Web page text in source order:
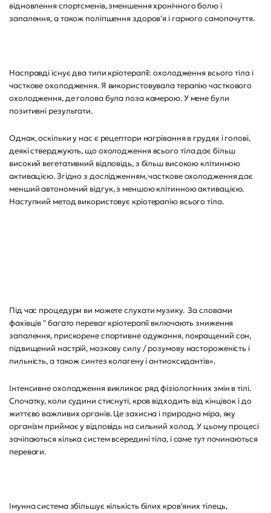
відновлення спортсменів, зменшення хронічного болю і
запалення, а також поліпшення здоров'я і гарного самопочуття.
Насправді існує два типи кріотерапії: охолодження всього тіла і
часткове охолодження. Я використовувала терапію часткового
охолодження, де голова була поза камерою. У мене були
позитивні результати.
Однак, оскільки у нас є рецептори нагрівання в грудях і голові,
деякі стверджують, що охолодження всього тіла дає більш
високий вегетативний відповідь, з більш високою клітинною
активацією. Згідно з дослідженням, часткове охолодження дає
менший автономний відгук, з меншою клітинною активацією.
Наступний метод використовує кріотерапію всього тіла.
Під час процедури ви можете слухати музику. За словами
фахівців " багато переваг кріотерапії включають зниження
запалення, прискорене спортивне одужання, покращений сон,
підвищений настрій, мозкову силу / розумову настороженість і
пильність, а також синтез колагену і антиоксидантів».
Інтенсивне охолодження викликає ряд фізіологічних змін в тілі.
Спочатку, коли судини стиснуті, кров відходить від кінцівок і до
життєво важливих органів. Це захисна і природна міра, яку
організм приймає у відповідь на сильний холод. У цьому процесі
зачіпаються кілька систем всередині тіла, і саме тут починаються
переваги.
Імунна система збільшує кількість білих кров'яних тілець,